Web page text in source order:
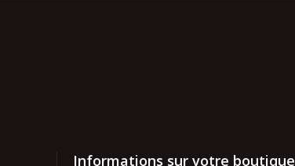
Informations sur votre boutique